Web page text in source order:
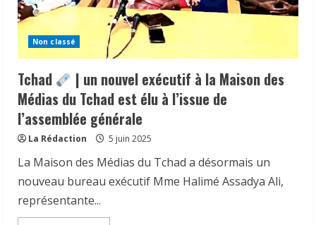
Non classé
Tchad
| un nouvel exécutif à la Maison des
Médias du Tchad est élu à l’issue de
l’assemblée générale
La Rédaction 5 juin 2025
La Maison des Médias du Tchad a désormais un
nouveau bureau exécutif Mme Halimé Assadya Ali,
représentante...
𝗜𝗻𝗱𝘂𝘀𝘁𝗿𝗶𝗲 | l𝐞 𝐠𝐨𝐮𝐯𝐞𝐫𝐧𝐞𝐦𝐞𝐧𝐭 𝐜𝐥𝐚𝐫𝐢𝐟𝐢𝐞
𝐬𝐚 𝐬𝐭𝐫𝐚𝐭é𝐠𝐢𝐞 𝐝𝐞 𝐜𝐨𝐧𝐭𝐫ô𝐥𝐞 𝐝𝐞𝐬 𝐩𝐫𝐨𝐝𝐮𝐢𝐭𝐬